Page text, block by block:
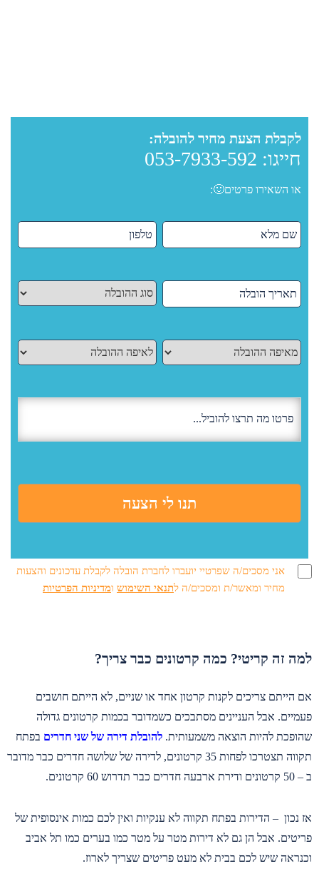
לקבלת הצעת מחיר להובלה:
חייגו: 053-7933-592
או השאירו פרטים🙂:
אני מסכים/ה שפרטיי יועברו לחברת הובלה לקבלת עדכונים והצעות
מחיר ומאשר/ת ומסכים/ה לתנאי השימוש ומדיניות הפרטיות
למה זה קריטי? כמה קרטונים כבר צריך?
אם הייתם צריכים לקנות קרטון אחד או שניים, לא הייתם חושבים
פעמיים. אבל העניינים מסתבכים כשמדובר בכמות קרטונים גדולה
שהופכת להיות הוצאה משמעותית. להובלת דירה של שני חדרים בפתח
תקווה תצטרכו לפחות 35 קרטונים, לדירה של שלושה חדרים כבר מדובר
ב – 50 קרטונים ודירת ארבעה חדרים כבר תדרוש 60 קרטונים.
אז נכון – הדירות בפתח תקווה לא ענקיות ואין לכם כמות אינסופית של
פריטים. אבל הן גם לא דירות מטר על מטר כמו בערים כמו תל אביב
וכנראה שיש לכם בבית לא מעט פריטים שצריך לארוז.